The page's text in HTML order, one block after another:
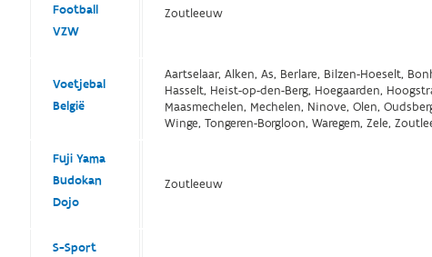
Football
VZW
Zoutleeuw
Voetjebal
België
Aartselaar, Alken, As, Berlare, Bilzen-Hoeselt,
Hasselt, Heist-op-den-Berg, Hoegaarden,
Maasmechelen, Mechelen, Ninove, Olen,
Winge, Tongeren-Borgloon, Waregem, Zele,
Fuji Yama
Budokan
Dojo
Zoutleeuw
S-Sport